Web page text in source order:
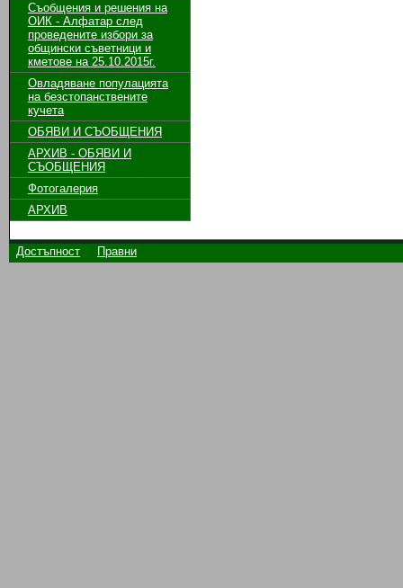
Съобщения и решения на
ОИК - Алфатар след
проведените избори за
общински съветници и
кметове на 25.10.2015г.
Овладяване популацията
на безстопанствените
кучета
ОБЯВИ И СЪОБЩЕНИЯ
АРХИВ - ОБЯВИ И
СЪОБЩЕНИЯ
Фотогалерия
АРХИВ
Достъпност Правни